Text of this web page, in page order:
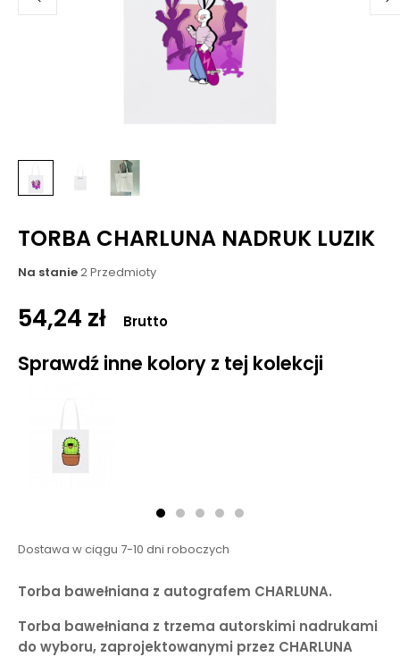
TORBA CHARLUNA NADRUK LUZIK
Na stanie2 Przedmioty
54,24 zł Brutto
Sprawdź inne kolory z tej kolekcji
Dostawa w ciągu 7-10 dni roboczych
Torba bawełniana z autografem CHARLUNA.
Torba bawełniana z trzema autorskimi nadrukami
do wyboru, zaprojektowanymi przez CHARLUNA